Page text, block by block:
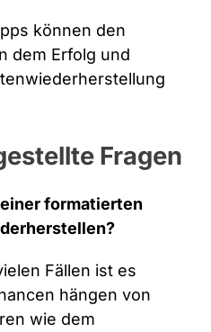
können den
dem Erfolg und
Fragen
formatierten
Fällen ist es
hängen von
wie dem